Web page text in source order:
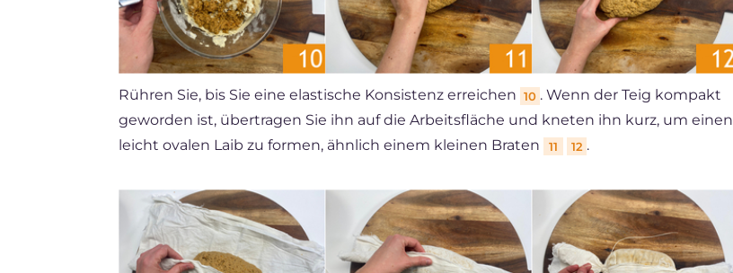
Rühren Sie, bis Sie eine elastische Konsistenz erreichen 10 . Wenn der Teig kompakt
geworden ist, übertragen Sie ihn auf die Arbeitsfläche und kneten ihn kurz, um einen
leicht ovalen Laib zu formen, ähnlich einem kleinen Braten
11 12 .